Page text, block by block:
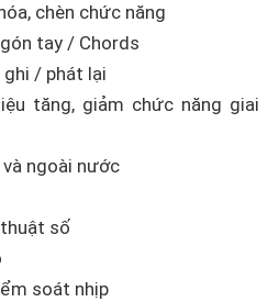
chèn chức năng
tay / Chords
/ phát lại
tăng, giảm chức năng giai
ngoài nước
số
soát nhịp